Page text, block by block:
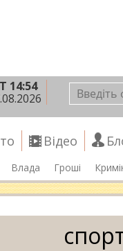
14:54
Відео
Влада Гроші